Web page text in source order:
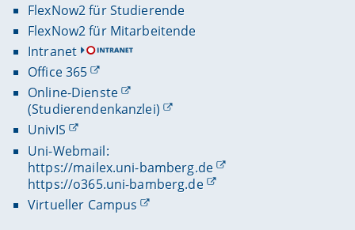
FlexNow2 für Studierende
FlexNow2 für Mitarbeitende
Intranet
Office 365
Online-Dienste
(Studierendenkanzlei)
UnivIS
Uni-Webmail:
https://mailex.uni-bamberg.de
https://o365.uni-bamberg.de
Virtueller Campus